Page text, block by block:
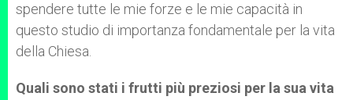
spendere tutte le mie forze e le mie capacità in
questo studio di importanza fondamentale per la vita
della Chiesa.
Quali sono stati i frutti più preziosi per la sua vita